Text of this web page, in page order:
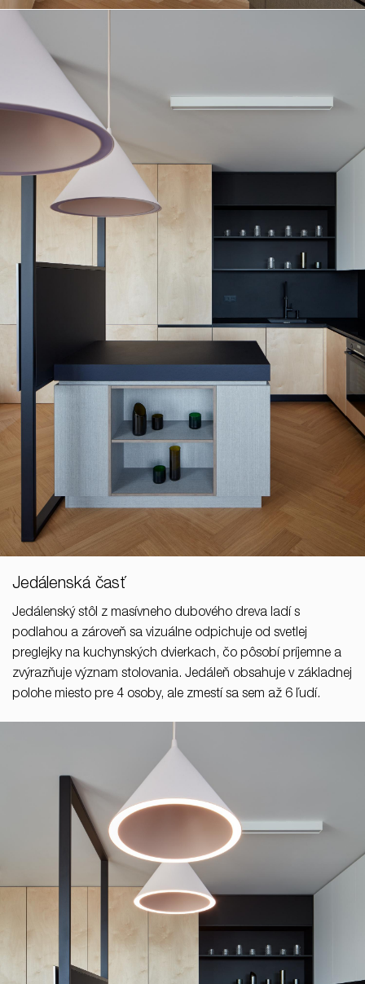
Jedálenská časť
Jedálenský stôl z masívneho dubového dreva ladí s
podlahou a zároveň sa vizuálne odpichuje od svetlej
preglejky na kuchynských dvierkach, čo pôsobí príjemne a
zvýrazňuje význam stolovania. Jedáleň obsahuje v základnej
polohe miesto pre 4 osoby, ale zmestí sa sem až 6 ľudí.